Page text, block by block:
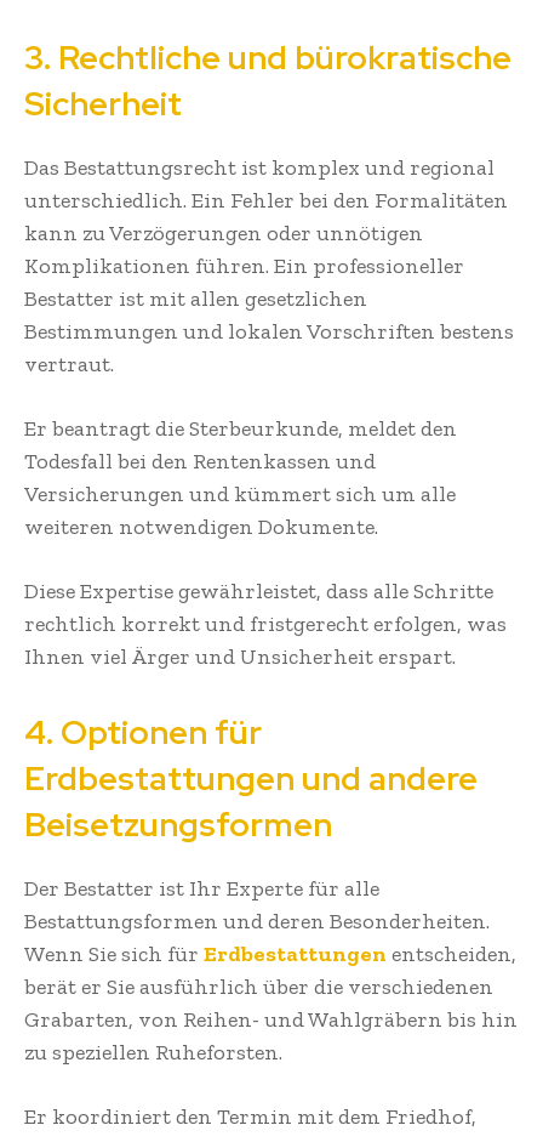
3. Rechtliche und bürokratische
Sicherheit
Das Bestattungsrecht ist komplex und regional
unterschiedlich. Ein Fehler bei den Formalitäten
kann zu Verzögerungen oder unnötigen
Komplikationen führen. Ein professioneller
Bestatter ist mit allen gesetzlichen
Bestimmungen und lokalen Vorschriften bestens
vertraut.
Er beantragt die Sterbeurkunde, meldet den
Todesfall bei den Rentenkassen und
Versicherungen und kümmert sich um alle
weiteren notwendigen Dokumente.
Diese Expertise gewährleistet, dass alle Schritte
rechtlich korrekt und fristgerecht erfolgen, was
Ihnen viel Ärger und Unsicherheit erspart.
4. Optionen für
Erdbestattungen und andere
Beisetzungsformen
Der Bestatter ist Ihr Experte für alle
Bestattungsformen und deren Besonderheiten.
Wenn Sie sich für Erdbestattungen entscheiden,
berät er Sie ausführlich über die verschiedenen
Grabarten, von Reihen- und Wahlgräbern bis hin
zu speziellen Ruheforsten.
Er koordiniert den Termin mit dem Friedhof,